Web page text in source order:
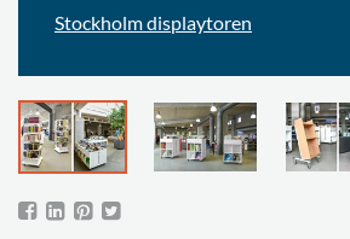
Stockholm displaytoren